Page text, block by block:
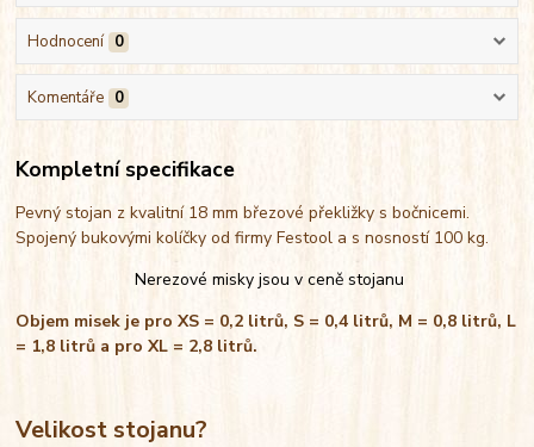
Hodnocení 0
Komentáře 0
Kompletní specifikace
Pevný stojan z kvalitní 18 mm březové překližky s bočnicemi.
Spojený bukovými kolíčky od firmy Festool a s nosností 100 kg.
Nerezové misky jsou v ceně stojanu
Objem misek je pro XS = 0,2 litrů, S = 0,4 litrů, M = 0,8 litrů, L
= 1,8 litrů a pro XL = 2,8 litrů.
Velikost stojanu?